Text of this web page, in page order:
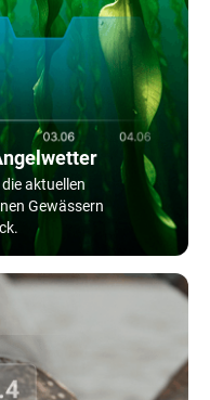
aktuellen
Gewässern